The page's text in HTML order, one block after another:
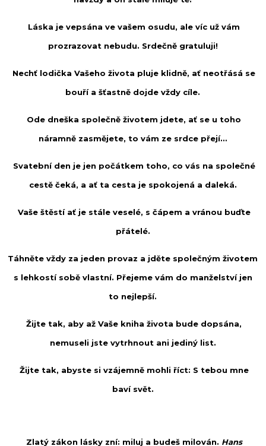
Láska je vepsána ve vašem osudu, ale víc už vám
prozrazovat nebudu. Srdečně gratuluji!
Nechť lodička Vašeho života pluje klidně, ať neotřásá se
bouří a šťastně dojde vždy cíle.
Ode dneška společně životem jdete, ať se u toho
náramně zasmějete, to vám ze srdce přejí…
Svatební den je jen počátkem toho, co vás na společné
cestě čeká, a ať ta cesta je spokojená a daleká.
Vaše štěstí ať je stále veselé, s čápem a vránou buďte
přátelé.
Táhněte vždy za jeden provaz a jděte společným životem
s lehkostí sobě vlastní. Přejeme vám do manželství jen
to nejlepší.
Žijte tak, aby až Vaše kniha života bude dopsána,
nemuseli jste vytrhnout ani jediný list.
Žijte tak, abyste si vzájemně mohli říct: S tebou mne
baví svět.
Zlatý zákon lásky zní: miluj a budeš milován. Hans